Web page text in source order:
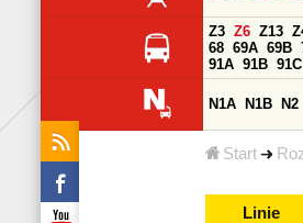
Start
Z3 Z6 Z13
68 69A 69B
91A 91B 91C
N1A N1B N2
Linie